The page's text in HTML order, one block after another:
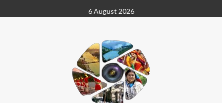
to
6 August 2026